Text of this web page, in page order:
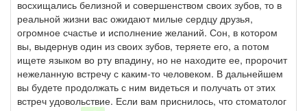
восхищались белизной и совершенством своих зубов, то в
реальной жизни вас ожидают милые сердцу друзья,
огромное счастье и исполнение желаний. Сон, в котором
вы, выдернув один из своих зубов, теряете его, а потом
ищете языком во рту впадину, но не находите ее, пророчит
нежеланную встречу с каким-то человеком. В дальнейшем
вы будете продолжать с ним видеться и получать от этих
встреч удовольствие. Если вам приснилось, что стоматолог